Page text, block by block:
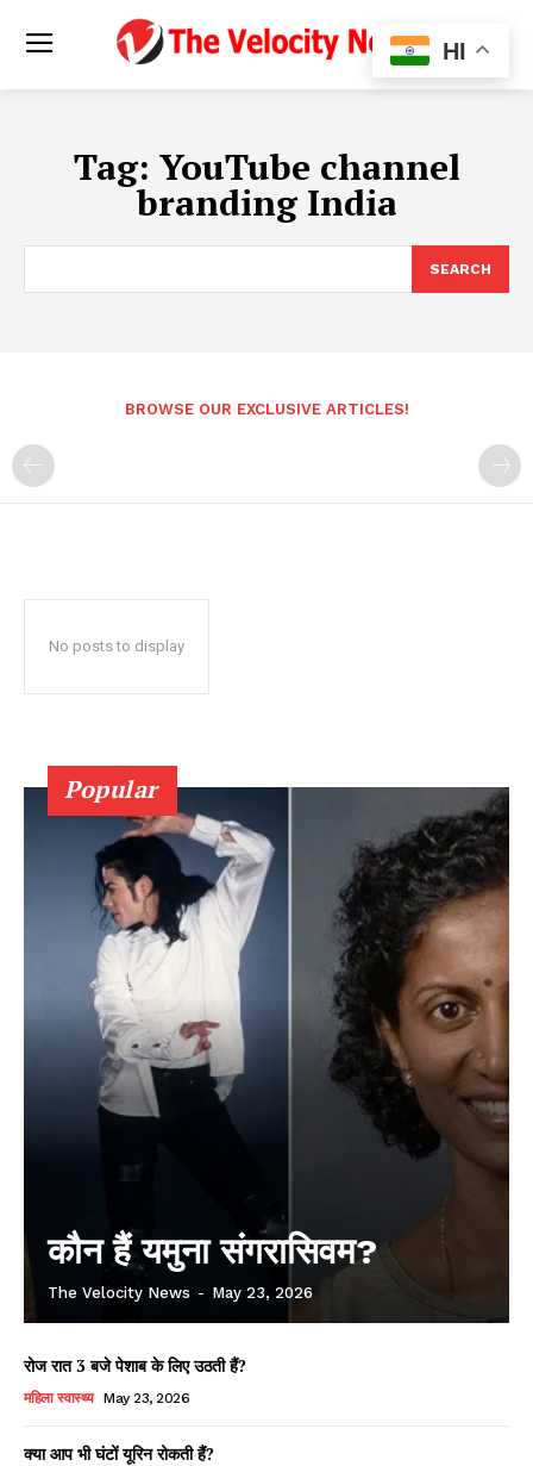
Tag: YouTube channel
branding India
SEARCH
BROWSE OUR EXCLUSIVE ARTICLES!
No posts to display
Popular
कौन हैं यमुना संगरासिवम?
The Velocity News - May 23, 2026
रोज रात 3 बजे पेशाब के लिए उठती हैं?
महिला स्वास्थ्य May 23, 2026
क्या आप भी घंटों यूरिन रोकती हैं?
HI